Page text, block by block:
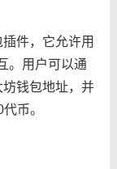
件，它允许用
。用户可以通
钱包地址，并
币。